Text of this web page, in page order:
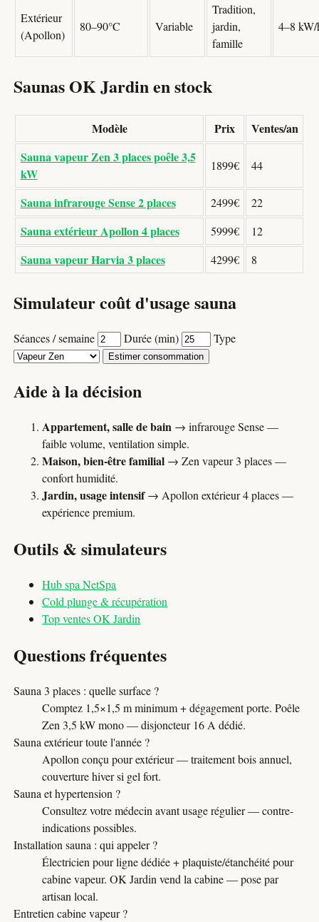
Extérieur
(Apollon)
80–90°C Variable
Tradition,
jardin,
famille
4–8 kW/
Saunas OK Jardin en stock
Modèle Prix
Ventes/an
Sauna vapeur Zen 3 places poêle 3,5
kW
1899€ 44
Sauna infrarouge Sense 2 places 2499€ 22
Sauna extérieur Apollon 4 places 5999€ 12
Sauna vapeur Harvia 3 places 4299€ 8
Simulateur coût d'usage sauna
Séances / semaine Durée (min) Type
Estimer consommation
Aide à la décision
Appartement, salle de bain → infrarouge Sense —
faible volume, ventilation simple.
Maison, bien-être familial → Zen vapeur 3 places —
confort humidité.
Jardin, usage intensif→ Apollon extérieur 4 places —
expérience premium.
Outils & simulateurs
Hub spa NetSpa
Cold plunge & récupération
Top ventes OK Jardin
Questions fréquentes
Sauna 3 places : quelle surface ?
Comptez 1,5×1,5 m minimum + dégagement porte. Poêle
Zen 3,5 kW mono — disjoncteur 16 A dédié.
Sauna extérieur toute l'année ?
Apollon conçu pour extérieur — traitement bois annuel,
couverture hiver si gel fort.
Sauna et hypertension ?
Consultez votre médecin avant usage régulier — contre-
indications possibles.
Installation sauna : qui appeler ?
Électricien pour ligne dédiée + plaquiste/étanchéité pour
cabine vapeur. OK Jardin vend la cabine — pose par
artisan local.
Entretien cabine vapeur ?